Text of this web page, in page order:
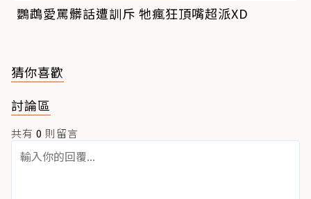
鸚鵡愛罵髒話遭訓斥 牠瘋狂頂嘴超派XD
猜你喜歡
討論區
共有 0 則留言